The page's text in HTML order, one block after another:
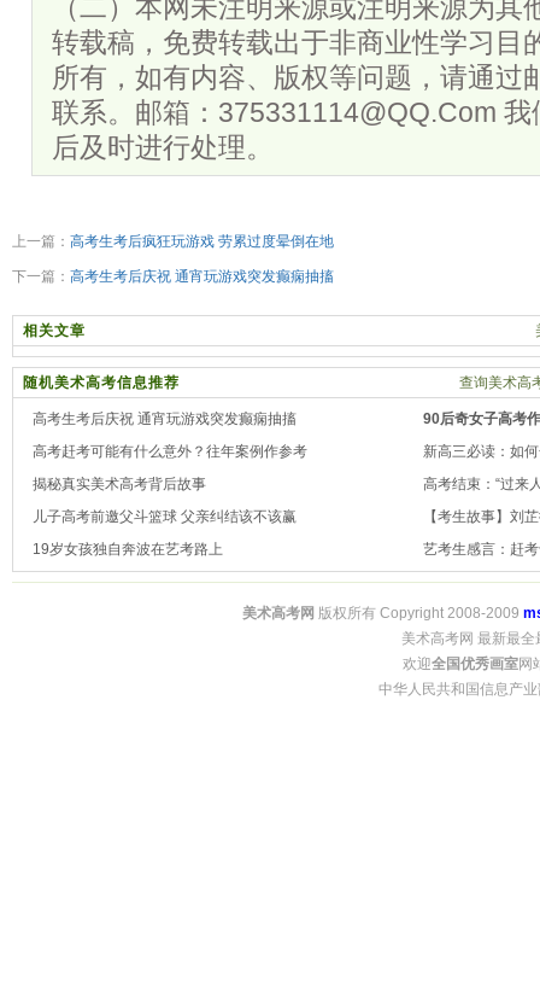
（二）本网未注明来源或注明来源为其
转载稿，免费转载出于非商业性学习目
所有，如有内容、版权等问题，请通过
联系。邮箱：375331114@QQ.Com
后及时进行处理。
上一篇： 高考生考后疯狂玩游戏 劳累过度晕倒在地
下一篇： 高考生考后庆祝 通宵玩游戏突发癫痫抽搐
相关文章
随机美术高考信息推荐 查询美术高
高考生考后庆祝 通宵玩游戏突发癫痫抽搐
90后奇女子高考
高考赶考可能有什么意外？往年案例作参考
新高三必读：如
揭秘真实美术高考背后故事
高考结束：“过来
儿子高考前邀父斗篮球 父亲纠结该不该赢
【考生故事】刘
19岁女孩独自奔波在艺考路上
艺考生感言：赶
美术高考网 版权所有 Copyright 2008-2009
美术高考网 最新最全
欢迎全国优秀画室网
中华人民共和国信息产